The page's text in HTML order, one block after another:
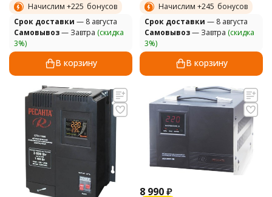
Начислим +225 бонусов
Cрок доставки — 8 августа
Самовывоз— Завтра (скидка
3%)
В корзину
Начислим +245 бонусов
Cрок доставки — 8 августа
Самовывоз— Завтра (скидка
3%)
В корзину
8 990₽